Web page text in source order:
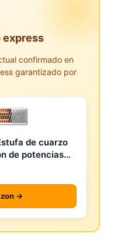
express
confirmado en
garantizado por
de cuarzo
de potencias
instantánea
→